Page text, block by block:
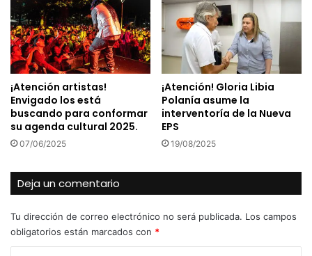
¡Atención artistas!
Envigado los está
buscando para conformar
su agenda cultural 2025.
07/06/2025
¡Atención! Gloria Libia
Polanía asume la
interventoría de la Nueva
EPS
19/08/2025
Deja un comentario
Tu dirección de correo electrónico no será publicada. Los campos
obligatorios están marcados con *